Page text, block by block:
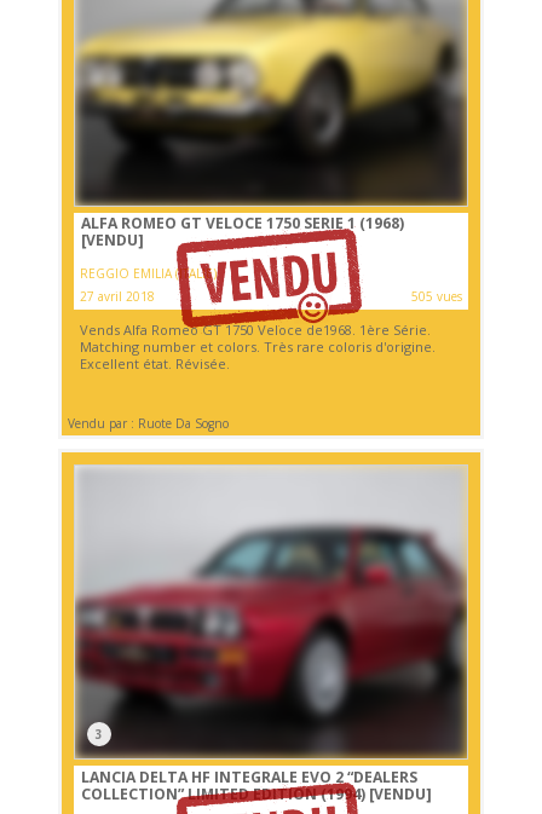
ALFA ROMEO GT VELOCE 1750 SERIE 1 (1968)
[VENDU]
REGGIO EMILIA (ITALIE)
27 avril 2018
505 vues
Vends Alfa Romeo GT 1750 Veloce de1968. 1ère Série.
Matching number et colors. Très rare coloris d'origine.
Excellent état. Révisée.
Vendu par : Ruote Da Sogno
3
LANCIA DELTA HF INTEGRALE EVO 2 “DEALERS
COLLECTION” LIMITED EDITION (1994) [VENDU]